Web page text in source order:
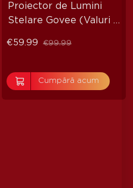
Proiector de Lumini
Stelare Govee (Valuri
€59.99 €99.99
Cumpără acum